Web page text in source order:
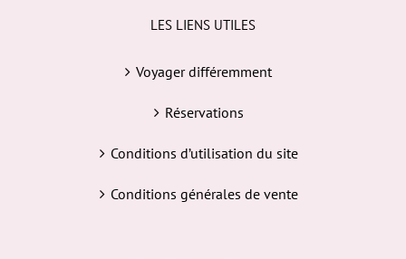
LES LIENS UTILES
Voyager différemment
Réservations
Conditions d’utilisation du site
Conditions générales de vente